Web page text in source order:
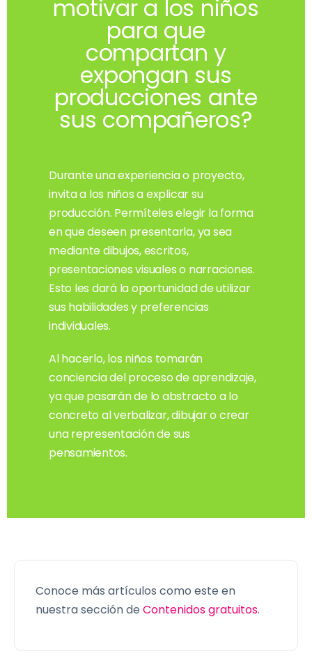
motivar a los niños
para que
compartan y
expongan sus
producciones ante
sus compañeros?
Durante una experiencia o proyecto,
invita a los niños a explicar su
producción. Permíteles elegir la forma
en que deseen presentarla, ya sea
mediante dibujos, escritos,
presentaciones visuales o narraciones.
Esto les dará la oportunidad de utilizar
sus habilidades y preferencias
individuales.
Al hacerlo, los niños tomarán
conciencia del proceso de aprendizaje,
ya que pasarán de lo abstracto a lo
concreto al verbalizar, dibujar o crear
una representación de sus
pensamientos.
Conoce más artículos como este en
nuestra sección de Contenidos gratuitos.